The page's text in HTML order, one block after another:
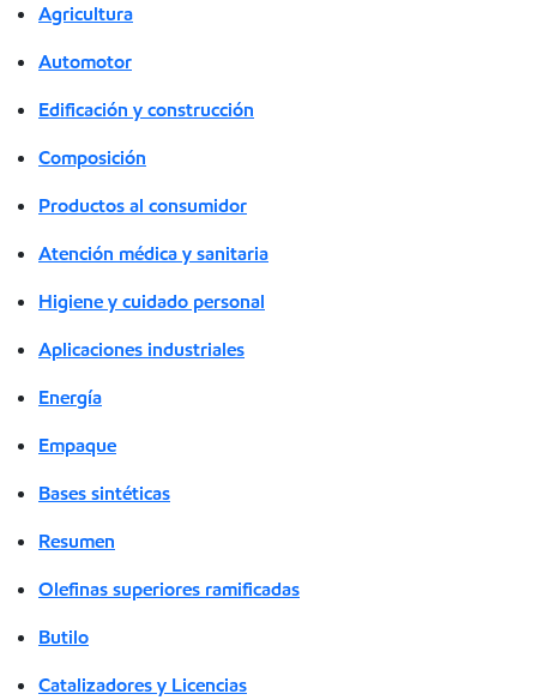
Agricultura
Automotor
Edificación y construcción
Composición
Productos al consumidor
Atención médica y sanitaria
Higiene y cuidado personal
Aplicaciones industriales
Energía
Empaque
Bases sintéticas
Resumen
Olefinas superiores ramificadas
Butilo
Catalizadores y Licencias